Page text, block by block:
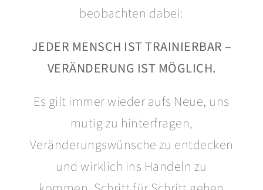
beobachten dabei:
JEDER MENSCH IST TRAINIERBAR –
VERÄNDERUNG IST MÖGLICH.
Es gilt immer wieder aufs Neue, uns
mutig zu hinterfragen,
Veränderungswünsche zu entdecken
und wirklich ins Handeln zu